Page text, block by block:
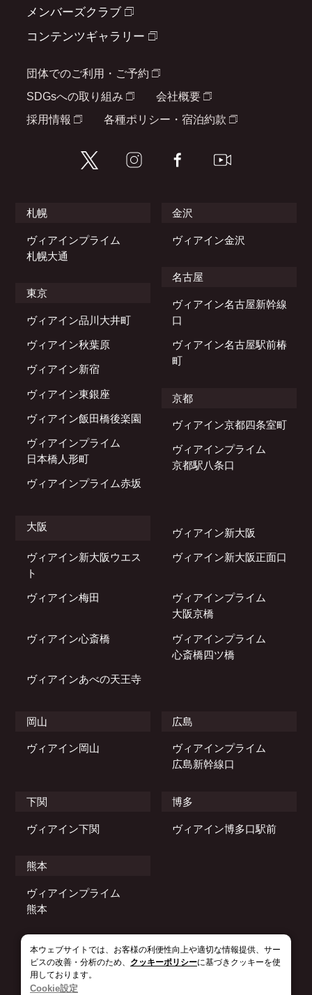
メンバーズクラブ
コンテンツギャラリー
団体でのご利用・ご予約
SDGsへの取り組み
会社概要
採用情報
各種ポリシー・宿泊約款
札幌
ヴィアインプライム
札幌大通
東京
ヴィアイン品川大井町
ヴィアイン秋葉原
ヴィアイン新宿
ヴィアイン東銀座
ヴィアイン飯田橋後楽園
ヴィアインプライム
日本橋人形町
ヴィアインプライム赤坂
金沢
ヴィアイン金沢
名古屋
ヴィアイン名古屋新幹線
口
ヴィアイン名古屋駅前椿
町
京都
ヴィアイン京都四条室町
ヴィアインプライム
京都駅八条口
大阪
ヴィアイン新大阪
ヴィアイン新大阪ウエス
ト
ヴィアイン新大阪正面口
ヴィアイン梅田
ヴィアインプライム
大阪京橋
ヴィアイン心斎橋
ヴィアインプライム
心斎橋四ツ橋
ヴィアインあべの天王寺
岡山
ヴィアイン岡山
広島
ヴィアインプライム
広島新幹線口
下関
ヴィアイン下関
博多
ヴィアイン博多口駅前
熊本
ヴィアインプライム
熊本
© 2021–2026 JR WEST VIA INN HOTELS.
本ウェブサイトでは、お客様の利便性向上や適切な情報提供、サー
ビスの改善・分析のため、 クッキーポリシーに基づきクッキーを使
用しております。
Cookie設定